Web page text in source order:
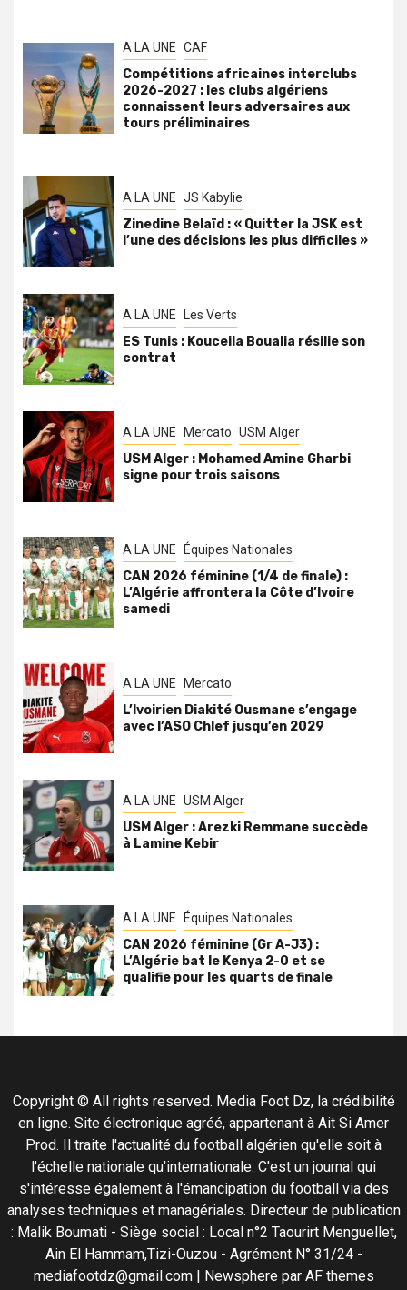
A LA UNE CAF
Compétitions africaines interclubs
2026-2027 : les clubs algériens
connaissent leurs adversaires aux
tours préliminaires
A LA UNE JS Kabylie
Zinedine Belaïd : « Quitter la JSK est
l’une des décisions les plus difficiles »
A LA UNE Les Verts
ES Tunis : Kouceila Boualia résilie son
contrat
A LA UNE Mercato USM Alger
USM Alger : Mohamed Amine Gharbi
signe pour trois saisons
A LA UNE Équipes Nationales
CAN 2026 féminine (1/4 de finale) :
L’Algérie affrontera la Côte d’Ivoire
samedi
A LA UNE Mercato
L’Ivoirien Diakité Ousmane s’engage
avec l’ASO Chlef jusqu’en 2029
A LA UNE USM Alger
USM Alger : Arezki Remmane succède
à Lamine Kebir
A LA UNE Équipes Nationales
CAN 2026 féminine (Gr A-J3) :
L’Algérie bat le Kenya 2-0 et se
qualifie pour les quarts de finale
Copyright © All rights reserved. Media Foot Dz, la crédibilité
en ligne. Site électronique agréé, appartenant à Ait Si Amer
Prod. Il traite l'actualité du football algérien qu'elle soit à
l'échelle nationale qu'internationale. C'est un journal qui
s'intéresse également à l'émancipation du football via des
analyses techniques et managériales. Directeur de publication
: Malik Boumati - Siège social : Local n°2 Taourirt Menguellet,
Ain El Hammam,Tizi-Ouzou - Agrément N° 31/24 -
mediafootdz@gmail.com | Newspherepar AF themes